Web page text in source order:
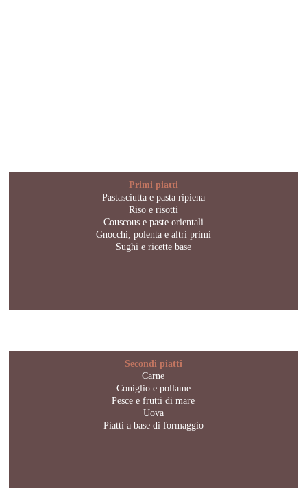
Primi piatti
Pastasciutta e pasta ripiena
Riso e risotti
Couscous e paste orientali
Gnocchi, polenta e altri primi
Sughi e ricette base
Secondi piatti
Carne
Coniglio e pollame
Pesce e frutti di mare
Uova
Piatti a base di formaggio